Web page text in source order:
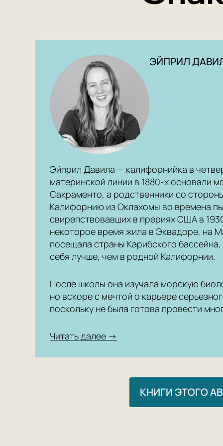
ЭЙПРИЛ
Эйприл Давила — калифорнийка в
материнской линии в 1880‑х основали
Сакраменто, а родственники со
Калифорнию из Оклахомы во времена
свирепствовавших в прериях США в
некоторое время жила в Эквадоре, на
посещала страны Карибского
себя лучше, чем в родной Калифорнии.
После школы она изучала морскую
но вскоре с мечтой о карьере
поскольку не была готова провести
Читать далее →
КНИГИ ЭТОГО